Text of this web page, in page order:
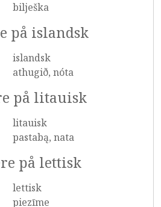
bilješka
på islandsk
islandsk
athugið, nóta
på litauisk
litauisk
pastabą, nata
på lettisk
lettisk
piezīme